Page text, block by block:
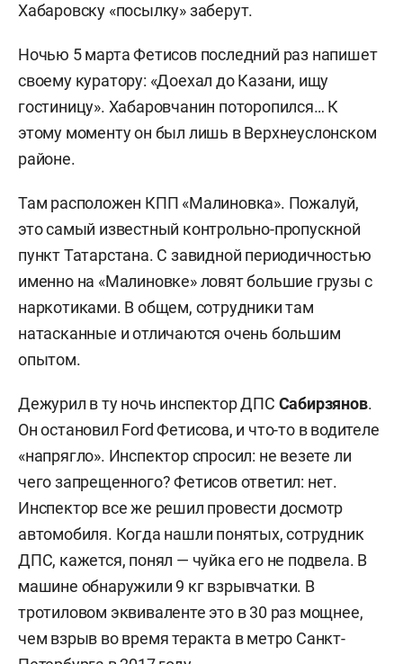
Хабаровску «посылку» заберут.
Ночью 5 марта Фетисов последний раз напишет
своему куратору: «Доехал до Казани, ищу
гостиницу». Хабаровчанин поторопился… К
этому моменту он был лишь в Верхнеуслонском
районе.
Там расположен КПП «Малиновка». Пожалуй,
это самый известный контрольно-пропускной
пункт Татарстана. С завидной периодичностью
именно на «Малиновке» ловят большие грузы с
наркотиками. В общем, сотрудники там
натасканные и отличаются очень большим
опытом.
Дежурил в ту ночь инспектор ДПС Сабирзянов.
Он остановил Ford Фетисова, и что-то в водителе
«напрягло». Инспектор спросил: не везете ли
чего запрещенного? Фетисов ответил: нет.
Инспектор все же решил провести досмотр
автомобиля. Когда нашли понятых, сотрудник
ДПС, кажется, понял — чуйка его не подвела. В
машине обнаружили 9 кг взрывчатки. В
тротиловом эквиваленте это в 30 раз мощнее,
чем взрыв во время теракта в метро Санкт-